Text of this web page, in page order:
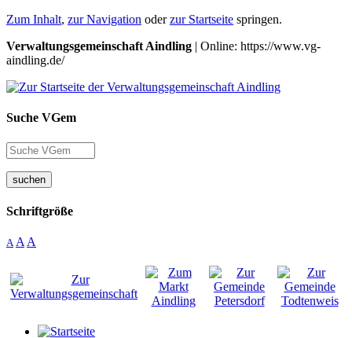
Zum Inhalt, zur Navigation oderzur Startseite springen.
Verwaltungsgemeinschaft Aindling | Online: https://www.vg-
aindling.de/
Suche VGem
suchen
Schriftgröße
A A A